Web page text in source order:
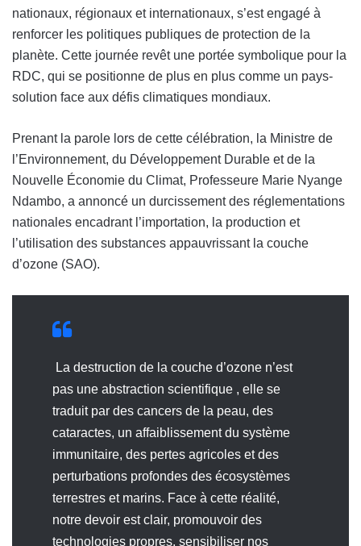
nationaux, régionaux et internationaux, s’est engagé à
renforcer les politiques publiques de protection de la
planète. Cette journée revêt une portée symbolique pour la
RDC, qui se positionne de plus en plus comme un pays-
solution face aux défis climatiques mondiaux.
Prenant la parole lors de cette célébration, la Ministre de
l’Environnement, du Développement Durable et de la
Nouvelle Économie du Climat, Professeure Marie Nyange
Ndambo, a annoncé un durcissement des réglementations
nationales encadrant l’importation, la production et
l’utilisation des substances appauvrissant la couche
d’ozone (SAO).
La destruction de la couche d’ozone n’est
pas une abstraction scientifique , elle se
traduit par des cancers de la peau, des
cataractes, un affaiblissement du système
immunitaire, des pertes agricoles et des
perturbations profondes des écosystèmes
terrestres et marins. Face à cette réalité,
notre devoir est clair, promouvoir des
technologies propres, sensibiliser nos